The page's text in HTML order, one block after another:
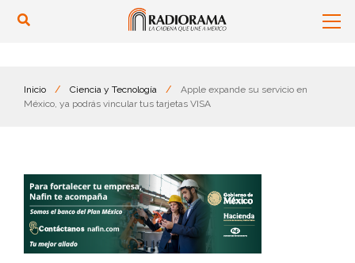
Inicio / Ciencia y Tecnología /
Apple expande su servicio en
México, ya podrás vincular tus tarjetas VISA